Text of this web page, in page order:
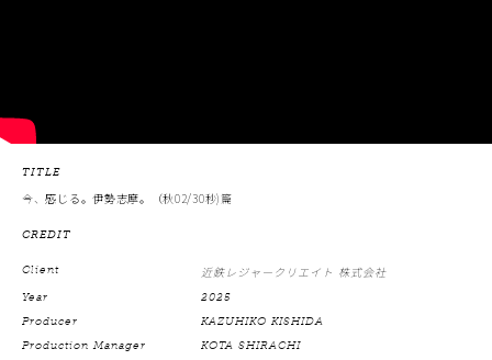
TITLE
今、感じる。伊勢志摩。（秋02/30秒)篇
CREDIT
Client
近鉄レジャークリエイト 株式会社
Year
2025
Producer
KAZUHIKO KISHIDA
Production Manager
KOTA SHIRACHI